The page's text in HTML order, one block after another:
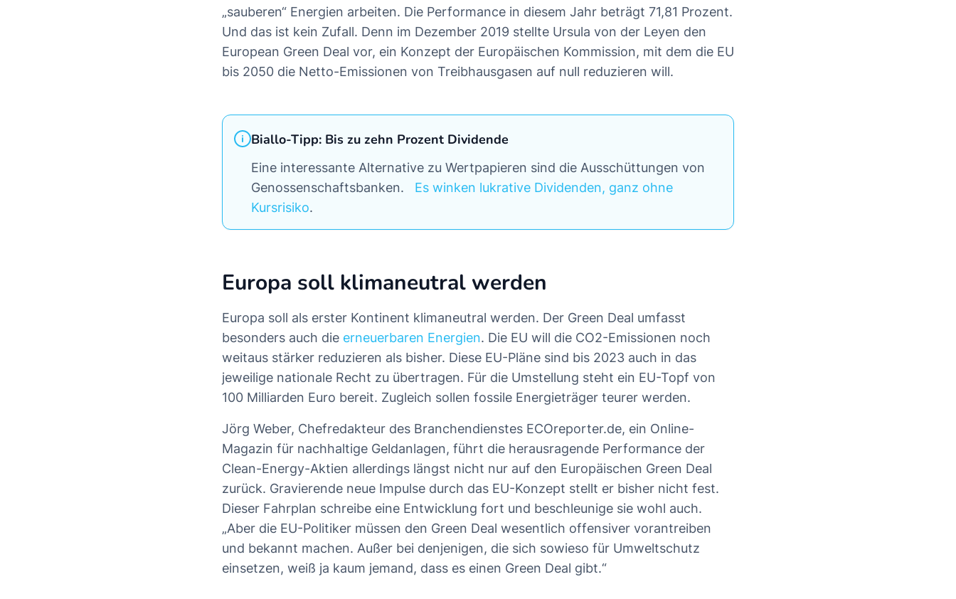
„sauberen“ Energien arbeiten. Die Performance in diesem Jahr beträgt 71,81 Prozent.
Und das ist kein Zufall. Denn im Dezember 2019 stellte Ursula von der Leyen den
European Green Deal vor, ein Konzept der Europäischen Kommission, mit dem die EU
bis 2050 die Netto-Emissionen von Treibhausgasen auf null reduzieren will.
Biallo-Tipp: Bis zu zehn Prozent Dividende
Eine interessante Alternative zu Wertpapieren sind die Ausschüttungen von
Genossenschaftsbanken. Es winken lukrative Dividenden, ganz ohne
Kursrisiko.
Europa soll klimaneutral werden
Europa soll als erster Kontinent klimaneutral werden. Der Green Deal umfasst
besonders auch die erneuerbaren Energien. Die EU will die CO2-Emissionen noch
weitaus stärker reduzieren als bisher. Diese EU-Pläne sind bis 2023 auch in das
jeweilige nationale Recht zu übertragen. Für die Umstellung steht ein EU-Topf von
100 Milliarden Euro bereit. Zugleich sollen fossile Energieträger teurer werden.
Jörg Weber, Chefredakteur des Branchendienstes ECOreporter.de, ein Online-
Magazin für nachhaltige Geldanlagen, führt die herausragende Performance der
Clean-Energy-Aktien allerdings längst nicht nur auf den Europäischen Green Deal
zurück. Gravierende neue Impulse durch das EU-Konzept stellt er bisher nicht fest.
Dieser Fahrplan schreibe eine Entwicklung fort und beschleunige sie wohl auch.
„Aber die EU-Politiker müssen den Green Deal wesentlich offensiver vorantreiben
und bekannt machen. Außer bei denjenigen, die sich sowieso für Umweltschutz
einsetzen, weiß ja kaum jemand, dass es einen Green Deal gibt.“